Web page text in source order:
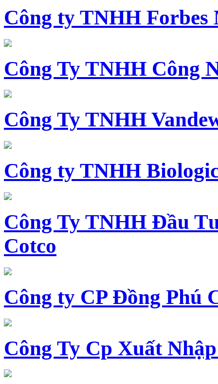
Công ty TNHH
Công Ty TNHH Công
Công Ty TNHH
Công ty TNHH
Công Ty TNHH Đầu
Cotco
Công ty CP Đồng Phú
Công Ty Cp Xuất